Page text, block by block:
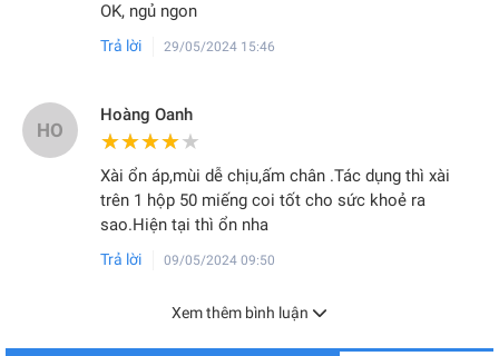
OK, ngủ ngon
Trả lời 29/05/2024 15:46
HO
Hoàng Oanh
★★★★★
★★★★★
Xài ổn áp,mùi dễ chịu,ấm chân .Tác dụng thì xài
trên 1 hộp 50 miếng coi tốt cho sức khoẻ ra
sao.Hiện tại thì ổn nha
Trả lời 09/05/2024 09:50
Xem thêm bình luận